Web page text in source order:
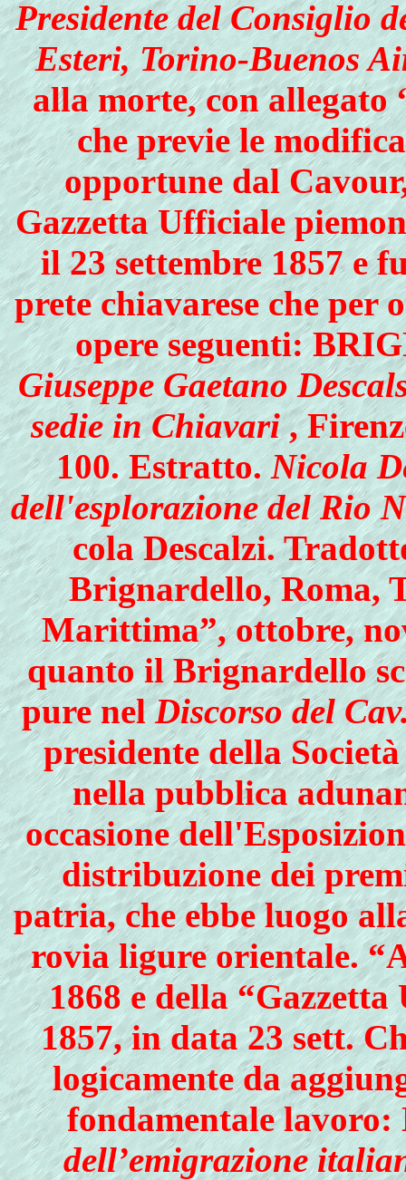
Presidente del Consiglio
Esteri, Torino-Buenos
alla morte, con allegato
che previe le
opportune dal
Gazzetta Ufficiale
il 23 settembre 1857 e
prete chiavarese che per
opere seguenti:
Giuseppe Gaetano
sedie in Chiavari,
100. Estratto.Nicola
dell'esplorazione del Rio
cola Descalzi.
Brignardello, Roma,
Marittima”, ottobre,
quanto il Brignardello
pure nelDiscorso del
presidente della
nella pubblica
occasione
distribuzione dei
patria, che ebbe luogo
rovia ligure orientale.
1868 e della
1857, in data 23 sett.
logicamente da
fondamentale
dell’emigrazione